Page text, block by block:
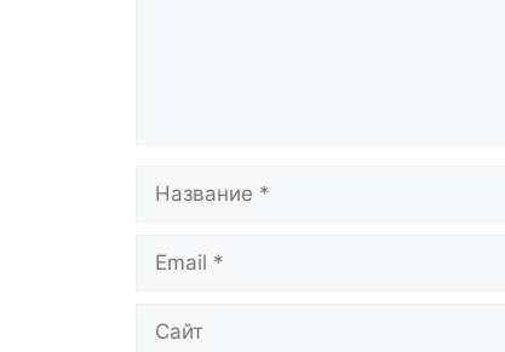
Название
Email
Сайт